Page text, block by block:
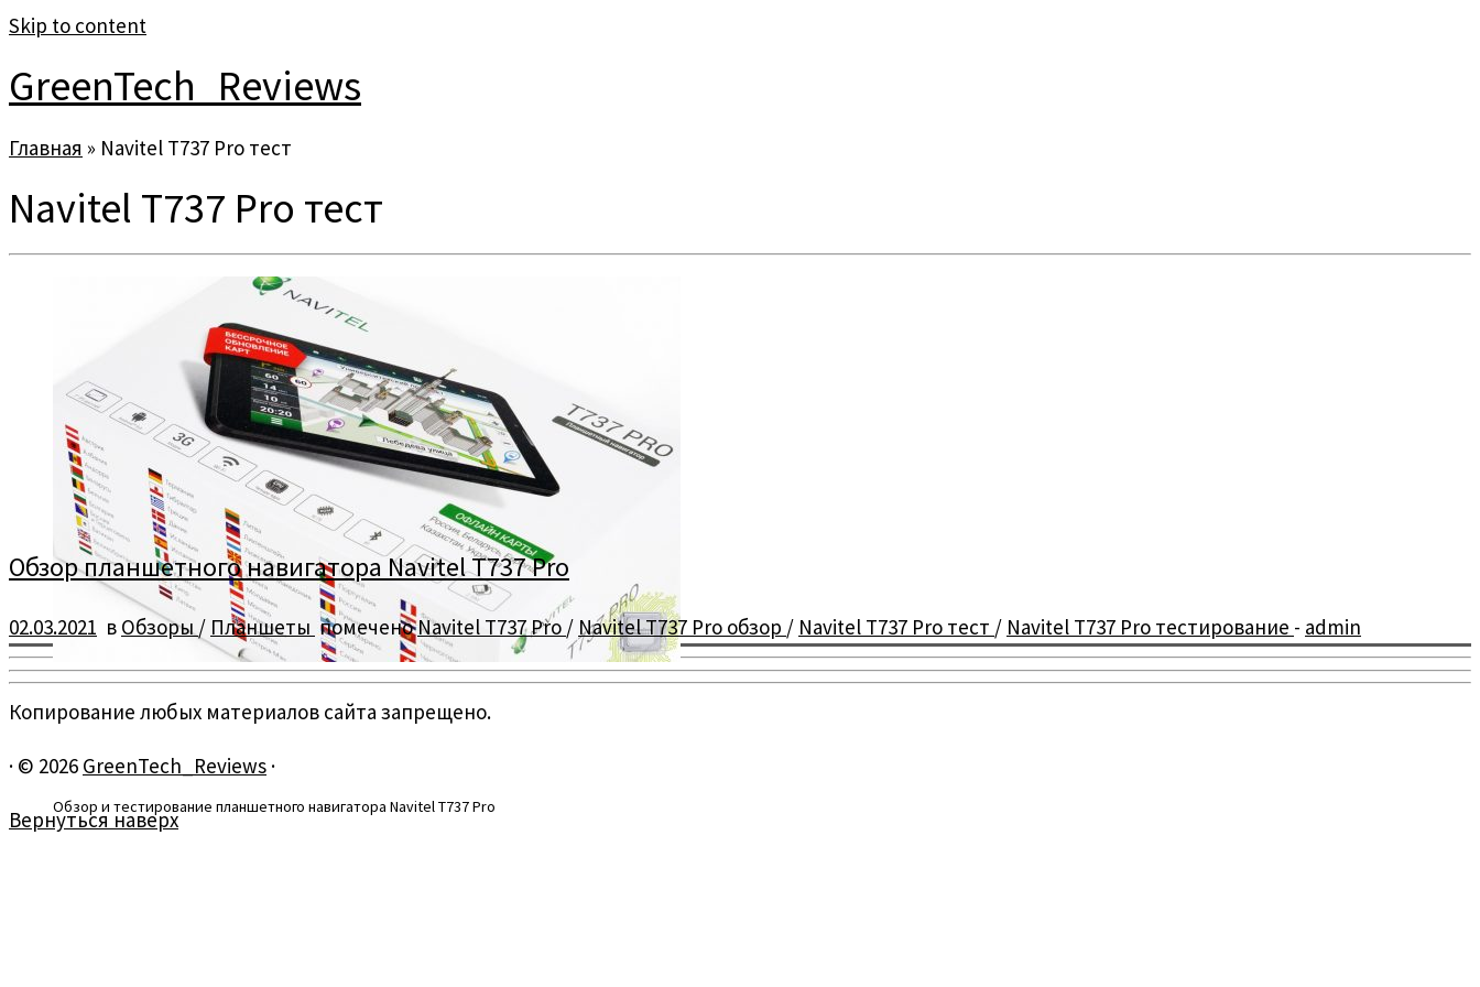
Skip to content
GreenTech_Reviews
Главная » Navitel T737 Pro тест
Navitel T737 Pro тест
Обзор и тестирование планшетного навигатора Navitel T737 Pro
Обзор планшетного навигатора Navitel T737 Pro
02.03.2021 в Обзоры / Планшеты помеченоNavitel T737 Pro / Navitel T737 Pro обзор / Navitel T737 Pro тест / Navitel T737 Pro тестирование - admin
Копирование любых материалов сайта запрещено.
· © 2026 GreenTech_Reviews ·
Вернуться наверх